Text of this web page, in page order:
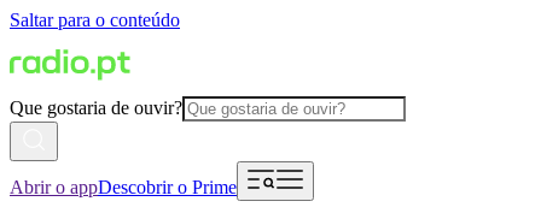
Saltar para o conteúdo
Que gostaria de ouvir?
Abrir o appDescobrir o Prime